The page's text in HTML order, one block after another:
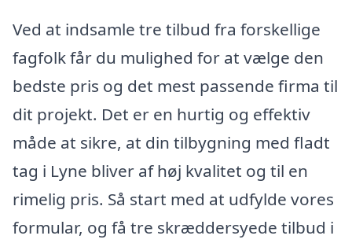
Ved at indsamle tre tilbud fra forskellige
fagfolk får du mulighed for at vælge den
bedste pris og det mest passende firma til
dit projekt. Det er en hurtig og effektiv
måde at sikre, at din tilbygning med fladt
tag i Lyne bliver af høj kvalitet og til en
rimelig pris. Så start med at udfylde vores
formular, og få tre skræddersyede tilbud i